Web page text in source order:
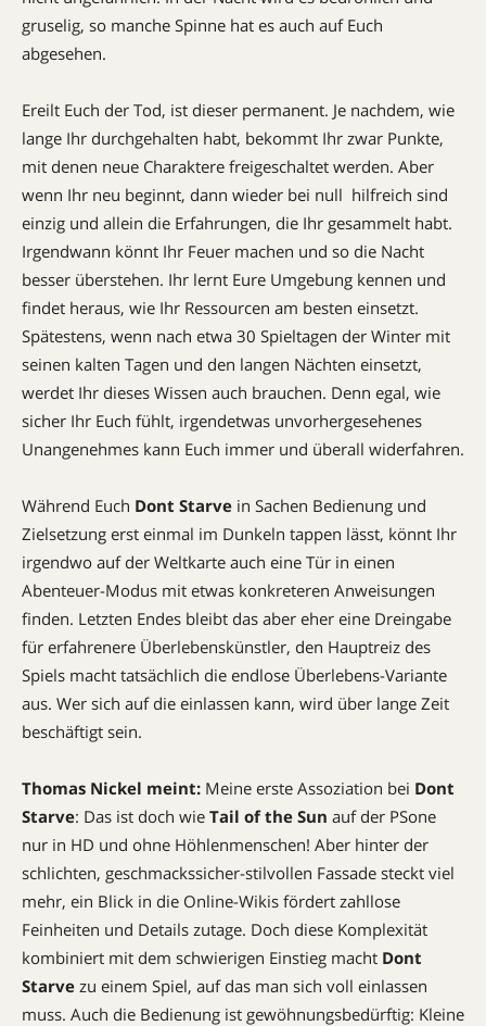
gruselig, so manche Spinne hat es auch auf Euch
abgesehen.
Ereilt Euch der Tod, ist dieser permanent. Je nachdem, wie
lange Ihr durchgehalten habt, bekommt Ihr zwar Punkte,
mit denen neue Charaktere freigeschaltet werden. Aber
wenn Ihr neu beginnt, dann wieder bei null  hilfreich sind
einzig und allein die Erfahrungen, die Ihr gesammelt habt.
Irgendwann könnt Ihr Feuer machen und so die Nacht
besser überstehen. Ihr lernt Eure Umgebung kennen und
findet heraus, wie Ihr Ressourcen am besten einsetzt.
Spätestens, wenn nach etwa 30 Spieltagen der Winter mit
seinen kalten Tagen und den langen Nächten einsetzt,
werdet Ihr dieses Wissen auch brauchen. Denn egal, wie
sicher Ihr Euch fühlt, irgendetwas unvorhergesehenes
Unangenehmes kann Euch immer und überall widerfahren.
Während Euch Dont Starve in Sachen Bedienung und
Zielsetzung erst einmal im Dunkeln tappen lässt, könnt Ihr
irgendwo auf der Weltkarte auch eine Tür in einen
Abenteuer-Modus mit etwas konkreteren Anweisungen
finden. Letzten Endes bleibt das aber eher eine Dreingabe
für erfahrenere Überlebenskünstler, den Hauptreiz des
Spiels macht tatsächlich die endlose Überlebens-Variante
aus. Wer sich auf die einlassen kann, wird über lange Zeit
beschäftigt sein.
Thomas Nickel meint: Meine erste Assoziation bei Dont
Starve: Das ist doch wie Tail of the Sun auf der PSone 
nur in HD und ohne Höhlenmenschen! Aber hinter der
schlichten, geschmackssicher-stilvollen Fassade steckt viel
mehr, ein Blick in die Online-Wikis fördert zahllose
Feinheiten und Details zutage. Doch diese Komplexität
kombiniert mit dem schwierigen Einstieg macht Dont
Starve zu einem Spiel, auf das man sich voll einlassen
muss. Auch die Bedienung ist gewöhnungsbedürftig: Kleine